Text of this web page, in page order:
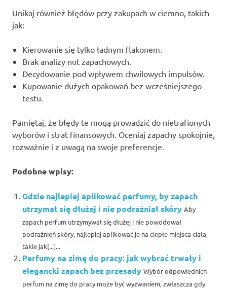
Unikaj również błędów przy zakupach w ciemno, takich
jak:
Kierowanie się tylko ładnym flakonem.
Brak analizy nut zapachowych.
Decydowanie pod wpływem chwilowych impulsów.
Kupowanie dużych opakowań bez wcześniejszego
testu.
Pamiętaj, że błędy te mogą prowadzić do nietrafionych
wyborów i strat finansowych. Oceniaj zapachy spokojnie,
rozważnie i z uwagą na swoje preferencje.
Podobne wpisy:
Gdzie najlepiej aplikować perfumy, by zapach
utrzymał się dłużej i nie podrażniał skóry Aby
zapach perfum utrzymywał się dłużej i nie powodował
podrażnień skóry, najlepiej aplikować je na ciepłe miejsca ciała,
takie jak[...]...
Perfumy na zimę do pracy: jak wybrać trwały i
elegancki zapach bez przesady Wybór odpowiednich
perfum na zimę do pracy może być wyzwaniem, zwłaszcza gdy